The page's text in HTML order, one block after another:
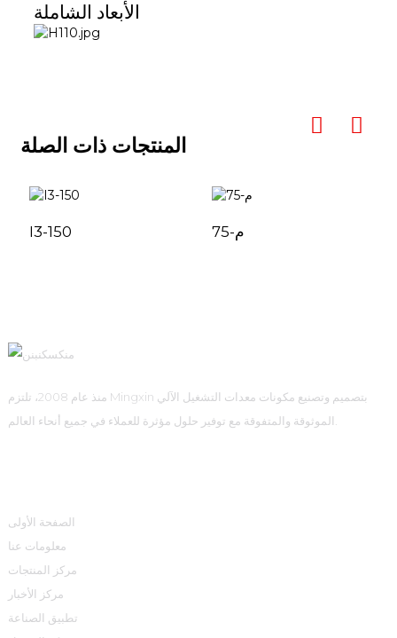
الأبعاد الشاملة
المنتجات ذات الصلة
I3-150 م-75
منذ عام 2008، تلتزم Mingxin بتصميم وتصنيع مكونات معدات التشغيل الآلي
الصفحة الأولى
معلومات عنا
مركز المنتجات
مركز الأخبار
تطبيق الصناعة